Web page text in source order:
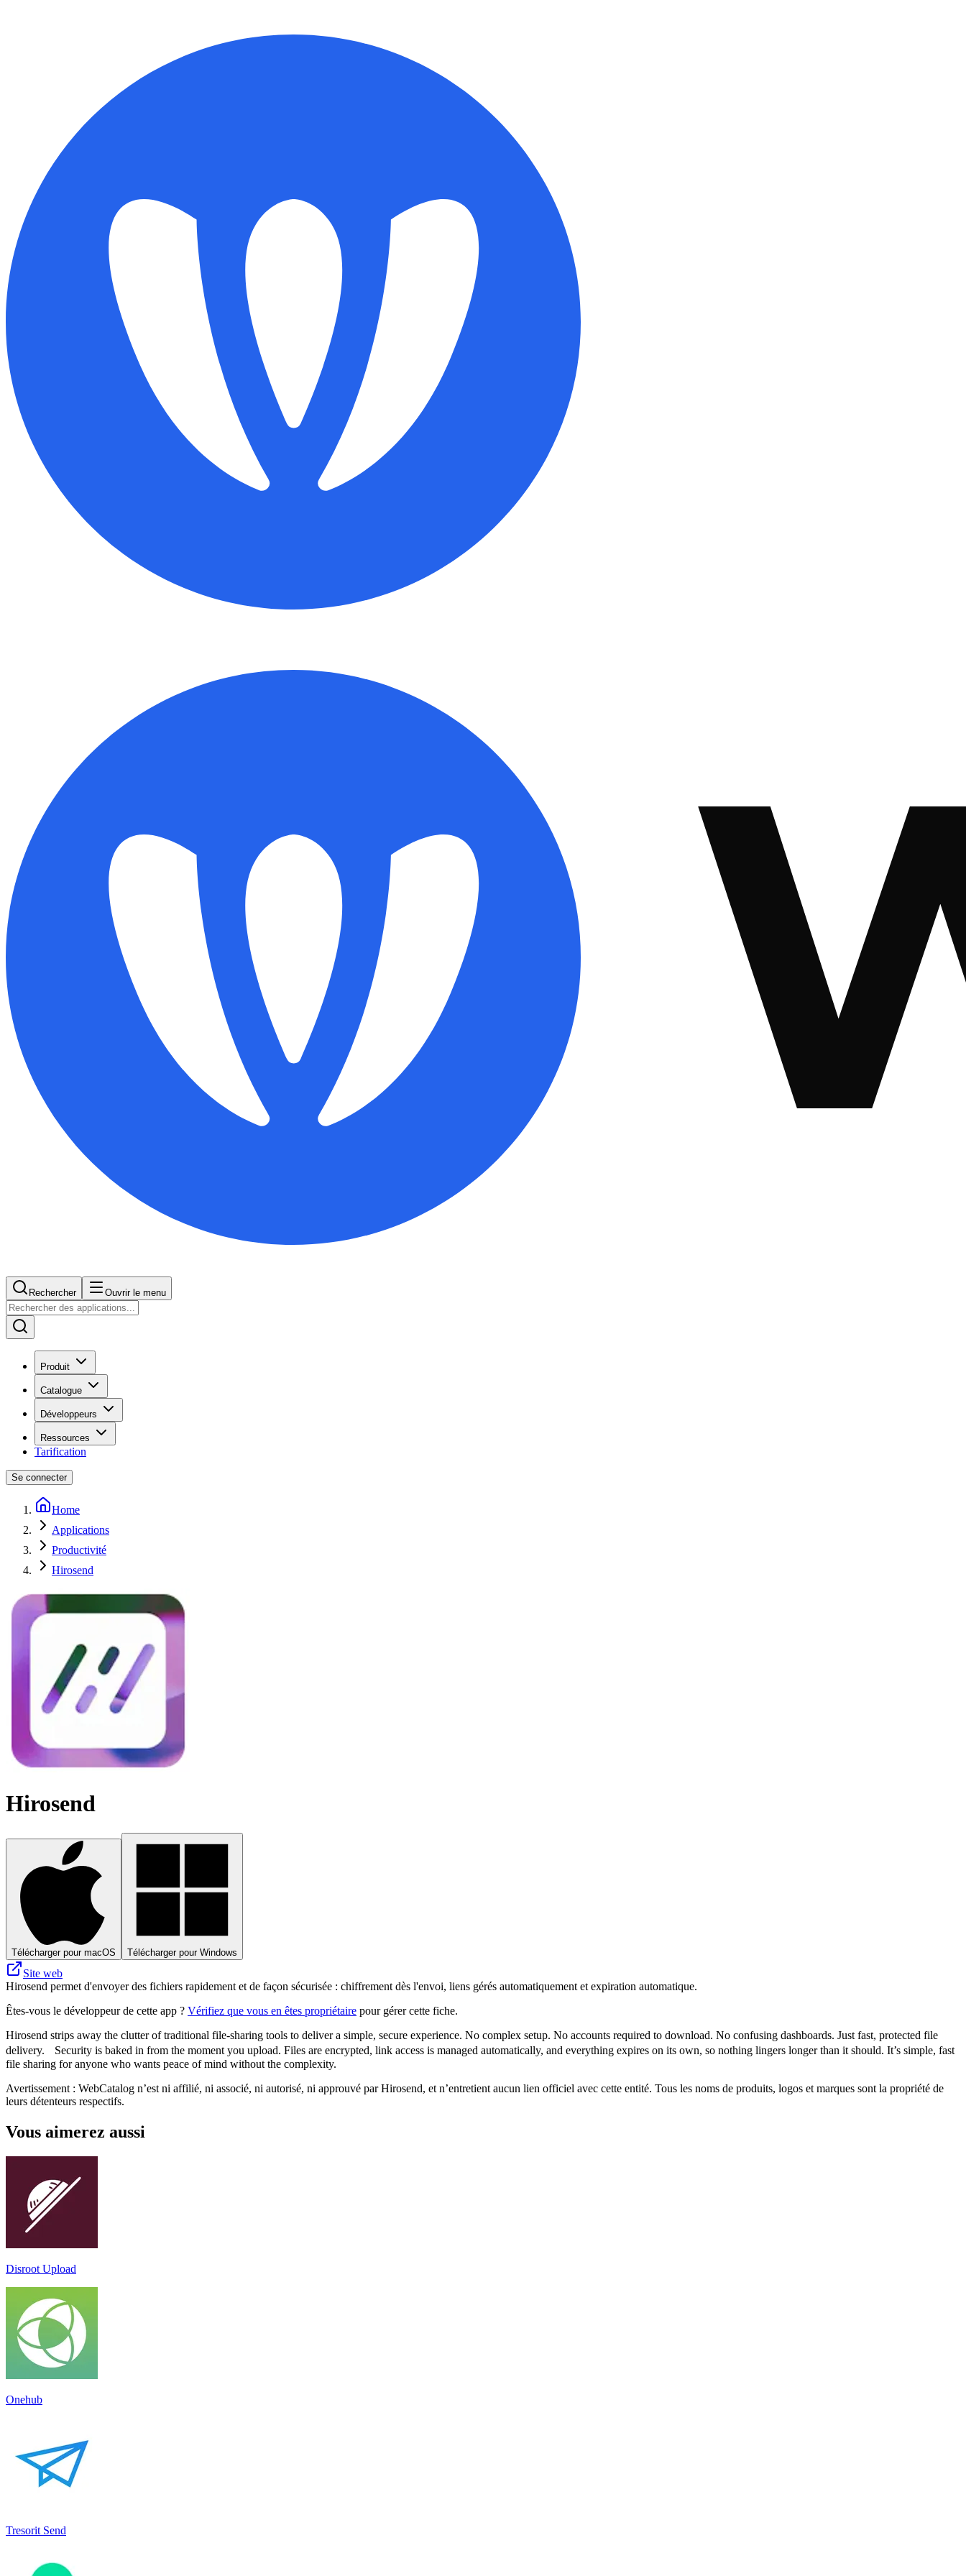
Rechercher Ouvrir le menu
Produit
Catalogue
Développeurs
Ressources
Tarification
Se connecter
Home
Applications
Productivité
Hirosend
Hirosend
Télécharger pour macOS Télécharger pour Windows
Site web
Hirosend permet d'envoyer des fichiers rapidement et de façon sécurisée : chiffrement dès l'envoi, liens gérés automatiquement et expiration automatique.
Êtes-vous le développeur de cette app ? Vérifiez que vous en êtes propriétaire pour gérer cette fiche.
Hirosend strips away the clutter of traditional file-sharing tools to deliver a simple, secure experience. No complex setup. No accounts required to download. No confusing dashboards. Just fast, protected file
delivery. Security is baked in from the moment you upload. Files are encrypted, link access is managed automatically, and everything expires on its own, so nothing lingers longer than it should. It’s simple, fast
file sharing for anyone who wants peace of mind without the complexity.
Avertissement : WebCatalog n’est ni affilié, ni associé, ni autorisé, ni approuvé par Hirosend, et n’entretient aucun lien officiel avec cette entité. Tous les noms de produits, logos et marques sont la propriété de
leurs détenteurs respectifs.
Vous aimerez aussi
Disroot Upload
Onehub
Tresorit Send